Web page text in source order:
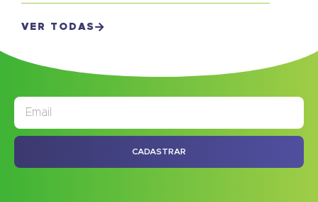
VER TODAS
CADASTRAR